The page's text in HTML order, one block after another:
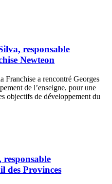
responsable
Newteon
Franchise a rencontré Georges
de l’enseigne, pour une
objectifs de développement du
des Provinces